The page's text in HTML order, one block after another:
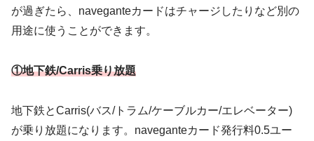
が過ぎたら、naveganteカードはチャージしたりなど別の
用途に使うことができます。
①地下鉄/Carris乗り放題
地下鉄とCarris(バス/トラム/ケーブルカー/エレベーター)
が乗り放題になります。naveganteカード発行料0.5ユー